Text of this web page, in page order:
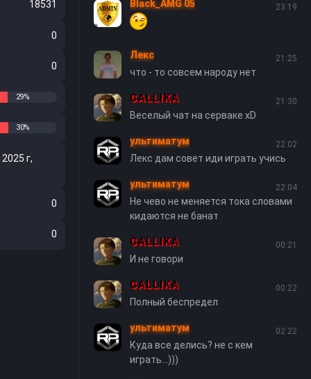
Black_AMG 05 23:19
Лекс 21:25
что - то совсем народу нет
CALLIKA 21:30
Веселый чат на серваке xD
ультиматум 22:02
Лекс дам совет иди играть учись
ультиматум 22:04
Не чево не меняется тока словами
кидаются не банат
CALLIKA 00:21
И не говори
CALLIKA 00:22
Полный беспредел
ультиматум 02:22
Куда все делись? не с кем
играть...)))
18531
0
0
29%
30%
г,
0
0